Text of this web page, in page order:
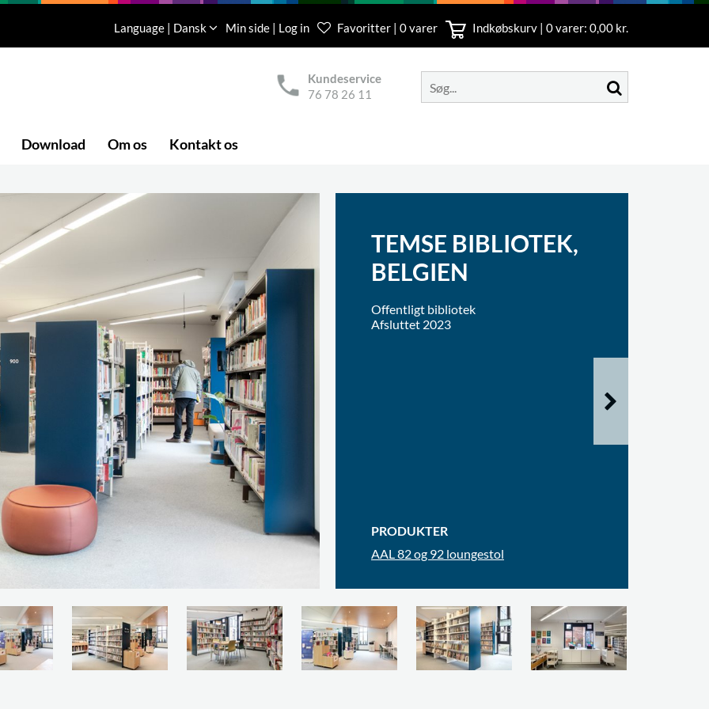
Language | Dansk Min side | Log in Favoritter | 0 varer Indkøbskurv | 0varer: 0,00 kr.
Kundeservice
76 78 26 11
Download Om os Kontakt os
TEMSE BIBLIOTEK,
BELGIEN
Offentligt bibliotek
Afsluttet 2023
PRODUKTER
AAL 82 og 92 loungestol